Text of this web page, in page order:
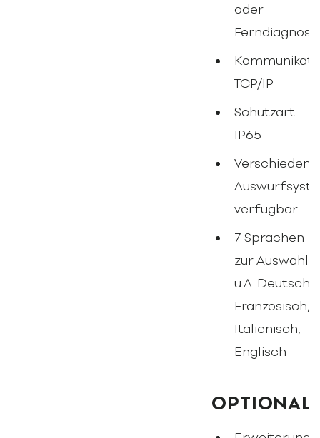
oder
Ferndiagnose
TCP/IP
Schutzart
IP65
Verschiedene
verfügbar
7 Sprachen
zur Auswahl
u.A. Deutsch,
Französisch,
Italienisch,
Englisch
OPTIONAL